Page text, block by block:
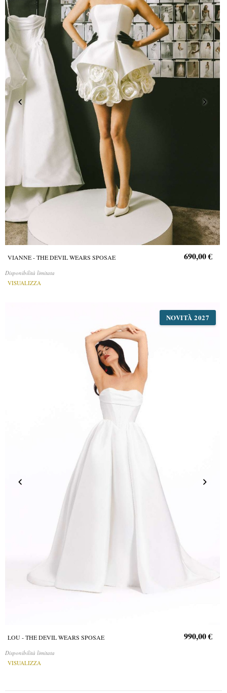
VIANNE - THE DEVIL WEARS SPOSAE
Disponibilità limitata
VISUALIZZA
690,00 €
NOVITÀ 2027
LOU - THE DEVIL WEARS SPOSAE
Disponibilità limitata
VISUALIZZA
990,00 €